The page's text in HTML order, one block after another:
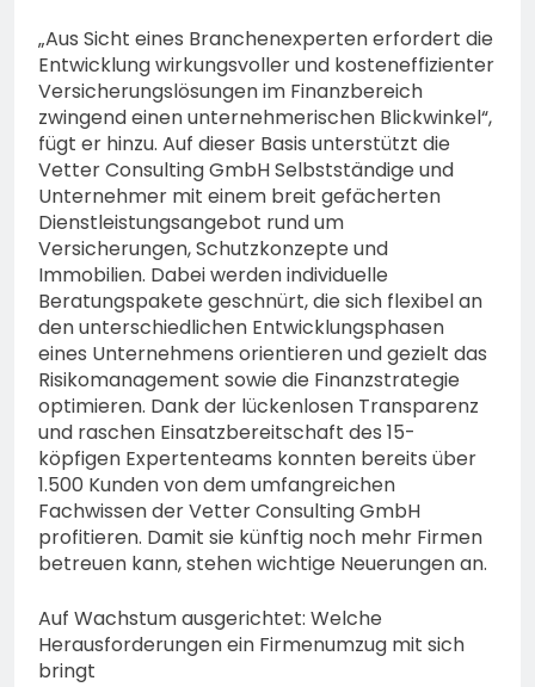
„Aus Sicht eines Branchenexperten erfordert die
Entwicklung wirkungsvoller und kosteneffizienter
Versicherungslösungen im Finanzbereich
zwingend einen unternehmerischen Blickwinkel“,
fügt er hinzu. Auf dieser Basis unterstützt die
Vetter Consulting GmbH Selbstständige und
Unternehmer mit einem breit gefächerten
Dienstleistungsangebot rund um
Versicherungen, Schutzkonzepte und
Immobilien. Dabei werden individuelle
Beratungspakete geschnürt, die sich flexibel an
den unterschiedlichen Entwicklungsphasen
eines Unternehmens orientieren und gezielt das
Risikomanagement sowie die Finanzstrategie
optimieren. Dank der lückenlosen Transparenz
und raschen Einsatzbereitschaft des 15-
köpfigen Expertenteams konnten bereits über
1.500 Kunden von dem umfangreichen
Fachwissen der Vetter Consulting GmbH
profitieren. Damit sie künftig noch mehr Firmen
betreuen kann, stehen wichtige Neuerungen an.
Auf Wachstum ausgerichtet: Welche
Herausforderungen ein Firmenumzug mit sich
bringt